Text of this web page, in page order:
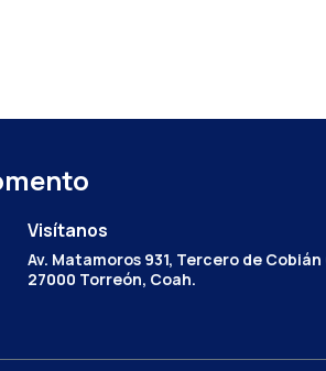
Visítanos
Av. Matamoros 931, Tercero de
27000 Torreón, Coah.